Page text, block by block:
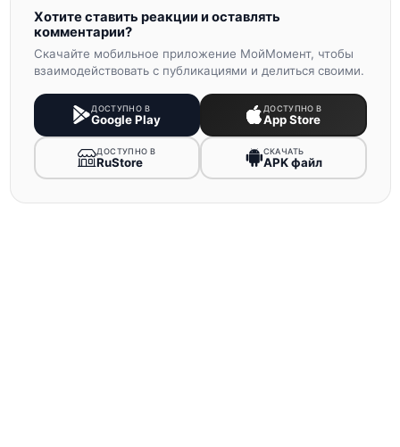
Хотите ставить реакции и оставлять
комментарии?
Скачайте мобильное приложение МойМомент, чтобы
взаимодействовать с публикациями и делиться своими.
ДОСТУПНО В
Google Play
ДОСТУПНО В
App Store
ДОСТУПНО В
RuStore
СКАЧАТЬ
APK файл